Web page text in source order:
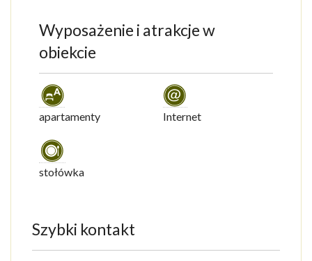
Wyposażenie i atrakcje w
obiekcie
apartamenty Internet
stołówka
Szybki kontakt